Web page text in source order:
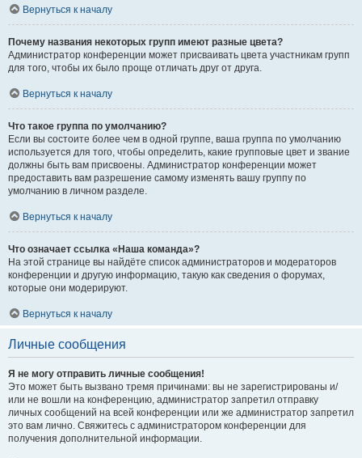
Вернуться к началу
Почему названия некоторых групп имеют разные цвета?
Администратор конференции может присваивать цвета участникам групп
для того, чтобы их было проще отличать друг от друга.
Вернуться к началу
Что такое группа по умолчанию?
Если вы состоите более чем в одной группе, ваша группа по умолчанию
используется для того, чтобы определить, какие групповые цвет и звание
должны быть вам присвоены. Администратор конференции может
предоставить вам разрешение самому изменять вашу группу по
умолчанию в личном разделе.
Вернуться к началу
Что означает ссылка «Наша команда»?
На этой странице вы найдёте список администраторов и модераторов
конференции и другую информацию, такую как сведения о форумах,
которые они модерируют.
Вернуться к началу
Личные сообщения
Я не могу отправить личные сообщения!
Это может быть вызвано тремя причинами: вы не зарегистрированы и/
или не вошли на конференцию, администратор запретил отправку
личных сообщений на всей конференции или же администратор запретил
это вам лично. Свяжитесь с администратором конференции для
получения дополнительной информации.